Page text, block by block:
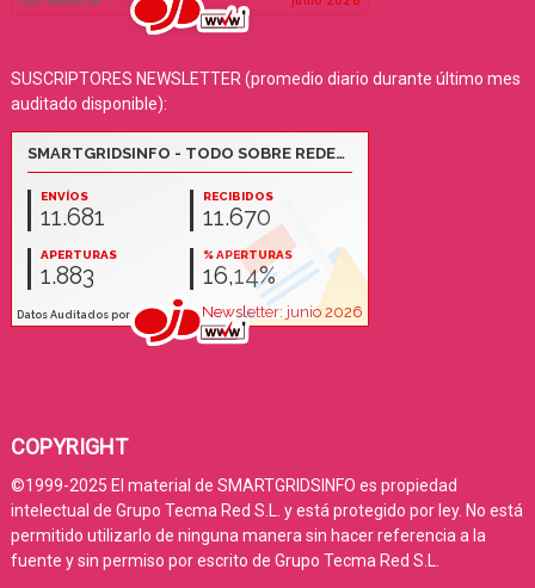
SUSCRIPTORES NEWSLETTER (promedio diario durante último mes
auditado disponible):
COPYRIGHT
©1999-2025 El material de SMARTGRIDSINFO es propiedad
intelectual de Grupo Tecma Red S.L. y está protegido por ley. No está
permitido utilizarlo de ninguna manera sin hacer referencia a la
fuente y sin permiso por escrito de Grupo Tecma Red S.L.